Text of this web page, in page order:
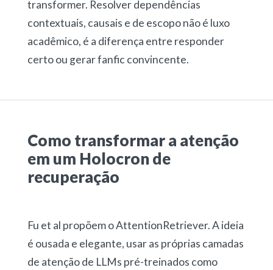
transformer. Resolver dependências
contextuais, causais e de escopo não é luxo
acadêmico, é a diferença entre responder
certo ou gerar fanfic convincente.
Como transformar a atenção
em um Holocron de
recuperação
Fu et al propõem o AttentionRetriever. A ideia
é ousada e elegante, usar as próprias camadas
de atenção de LLMs pré-treinados como